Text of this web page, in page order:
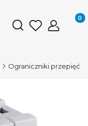
Otwórz
Ograniczniki przepięć